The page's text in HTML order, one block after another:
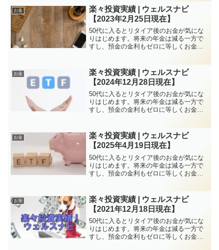
代は資産構築にはチャンスと言えます。
株式投資、FXなど方...
お金
楽々投資実績 | ウェルスナビ
【2023年2月25日現在】
50代に入るとリタイア後のお金が気にな
りはじめます。将来の年金は減る一方で
すし、預金の金利もゼロに等しくお金を
代は資産構築にはチャンスと言えます。
株式投資、FXなど方...
お金
楽々投資実績 | ウェルスナビ
【2024年12月28日現在】
50代に入るとリタイア後のお金が気にな
りはじめます。将来の年金は減る一方で
すし、預金の金利もゼロに等しくお金を
代は資産構築にはチャンスと言えます。
株式投資、FXなど方...
お金
楽々投資実績 | ウェルスナビ
【2025年4月19日現在】
50代に入るとリタイア後のお金が気にな
りはじめます。将来の年金は減る一方で
すし、預金の金利もゼロに等しくお金を
代は資産構築にはチャンスと言えます。
株式投資、FXなど方...
お金
楽々投資実績 | ウェルスナビ
【2021年12月18日現在】
50代に入るとリタイア後のお金が気にな
りはじめます。将来の年金は減る一方で
すし、預金の金利もゼロに等しくお金を